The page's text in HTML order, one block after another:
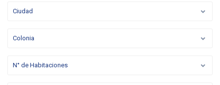
Ciudad
Colonia
N° de Habitaciones